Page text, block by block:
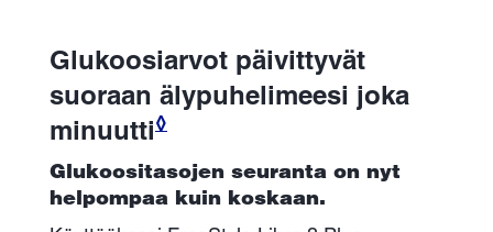
Glukoosiarvot päivittyvät
suoraan älypuhelimeesi joka
minuutti◊
Glukoositasojen seuranta on nyt
helpompaa kuin koskaan.